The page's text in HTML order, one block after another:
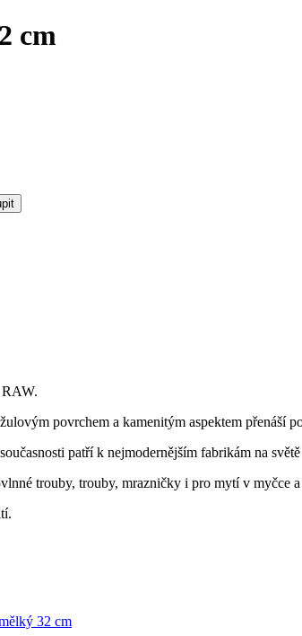
cm
povrchem a kamenitým aspektem přenáší
patří k nejmodernějším fabrikám na
trouby, trouby, mrazničky i pro mytí v myčce